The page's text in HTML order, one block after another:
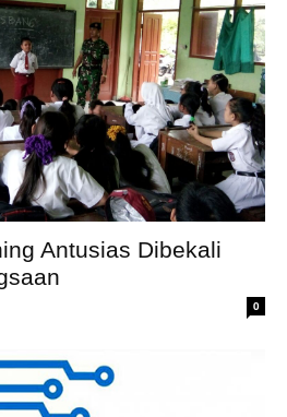
Antusias Dibekali
0